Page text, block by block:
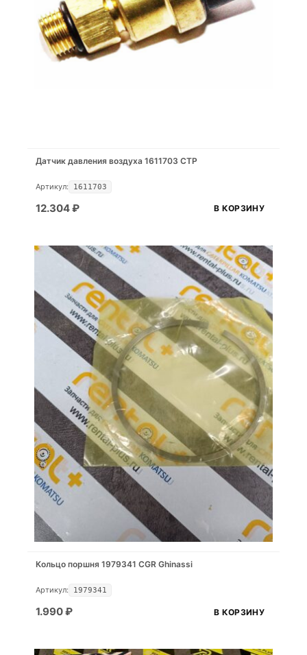
Датчик давления воздуха 1611703 CTP
Артикул: 1611703
12.304₽ В КОРЗИНУ
Кольцо поршня 1979341 CGR Ghinassi
Артикул: 1979341
1.990₽ В КОРЗИНУ